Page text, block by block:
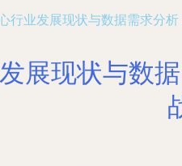
行业发展现状与数据需求分
展现状与数